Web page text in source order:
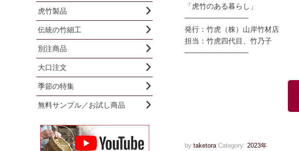
「虎竹のある暮らし」
────────────
発行：竹虎（株）山岸竹材店
担当：竹虎四代目、竹乃子
────────────
by taketora Category: 2023年
虎竹製品
伝統の竹細工
別注商品
大口注文
季節の特集
無料サンプル／お試し商品